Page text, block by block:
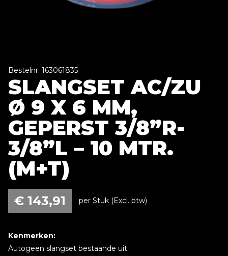
Bestelnr. 163061835
SLANGSET AC/ZU
Ø 9 X 6 MM,
GEPERST 3/8”R-
3/8”L – 10 MTR.
(M+T)
€ 143,91 per Stuk (Excl. btw)
Kenmerken:
Autogeen slangset bestaande uit: